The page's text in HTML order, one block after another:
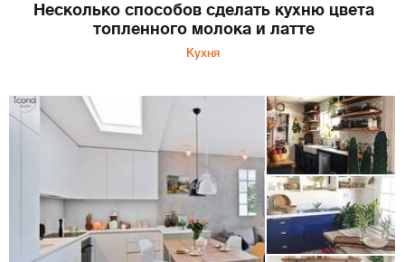
Несколько способов сделать кухню цвета
топленного молока и латте
Кухня